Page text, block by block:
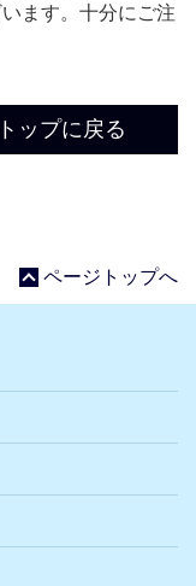
ます。十分にご注
ップに戻る
ページトップへ